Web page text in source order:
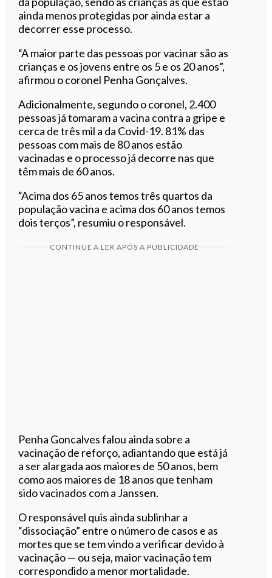
ainda menos protegidas por ainda estar a
decorrer esse processo.
“A maior parte das pessoas por vacinar são as
crianças e os jovens entre os 5 e os 20 anos”,
afirmou o coronel Penha Gonçalves.
Adicionalmente, segundo o coronel, 2.400
pessoas já tomaram a vacina contra a gripe e
cerca de três mil a da Covid-19. 81% das
pessoas com mais de 80 anos estão
vacinadas e o processo já decorre nas que
têm mais de 60 anos.
“Acima dos 65 anos temos três quartos da
população vacina e acima dos 60 anos temos
dois terços”, resumiu o responsável.
CONTINUE A LER APÓS A PUBLICIDADE
Penha Goncalves falou ainda sobre a
vacinação de reforço, adiantando que está já
a ser alargada aos maiores de 50 anos, bem
como aos maiores de 18 anos que tenham
sido vacinados com a Janssen.
O responsável quis ainda sublinhar a
“dissociação” entre o número de casos e as
mortes que se tem vindo a verificar devido à
vacinação — ou seja, maior vacinação tem
correspondido a menor mortalidade.